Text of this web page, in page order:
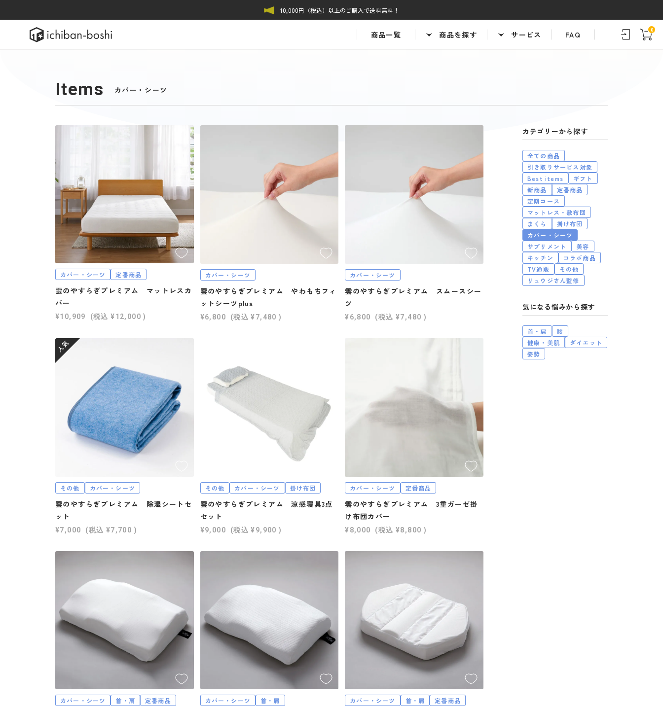
10,000円（税込）以上のご購入で送料無料！
商品一覧 商品を探す
キッチン その他
サービス
引き取りサービスについて
FAQ 0
Items カバー・シーツ
カテゴリー
全ての商品
引き取りサービス対象
Best items
ギフト
新商品
定番商品
定期コース
マットレス・敷布団
まくら
掛け布団
カバー・シーツ
サプリメント
美容
キッチン
コラボ商品
TV通販
その他
リュウジさん監修
気になる悩み
首・肩
腰
健康・美肌
ダイエット
姿勢
カバー・シーツ 定番商品
雲のやすらぎプレミアム マットレスカ
バー
¥10,909 (税込 ¥12,000 )
カバー・シーツ
雲のやすらぎプレミアム やわもちフィ
ットシーツplus
¥6,800 (税込 ¥7,480 )
カバー・シーツ
雲のやすらぎプレミアム スムースシー
ツ
¥6,800 (税込 ¥7,480 )
人気
その他 カバー・シーツ
雲のやすらぎプレミアム 除湿シートセ
ット
¥7,000 (税込 ¥7,700 )
その他 カバー・シーツ 掛け布団
雲のやすらぎプレミアム 涼感寝具3点
セット
¥9,000 (税込 ¥9,900 )
カバー・シーツ 定番商品
雲のやすらぎプレミアム 3重ガーゼ掛
け布団カバー
¥8,000 (税込 ¥8,800 )
カバー・シーツ 首・肩 定番商品 カバー・シーツ 首・肩 カバー・シーツ 首・肩 定番商品